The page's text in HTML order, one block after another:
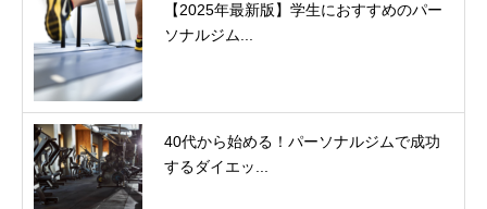
【2025年最新版】学生におすすめのパー
ソナルジム...
40代から始める！パーソナルジムで成功
するダイエッ...